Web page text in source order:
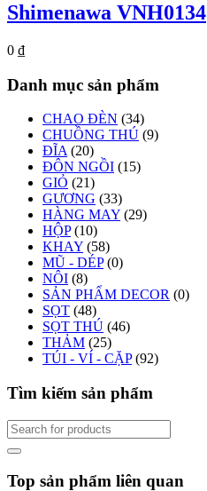
Shimenawa VNH0134
0 ₫
Danh mục sản phẩm
CHAO ĐÈN (34)
CHUỒNG THÚ (9)
ĐĨA (20)
ĐÔN NGỒI (15)
GIỎ (21)
GƯƠNG (33)
HÀNG MAY (29)
HỘP (10)
KHAY (58)
MŨ - DÉP (0)
NÔI (8)
SẢN PHẨM DECOR (0)
SỌT (48)
SỌT THÚ (46)
THẢM (25)
TÚI - VÍ - CẶP (92)
Tìm kiếm sản phẩm
Top sản phẩm liên quan